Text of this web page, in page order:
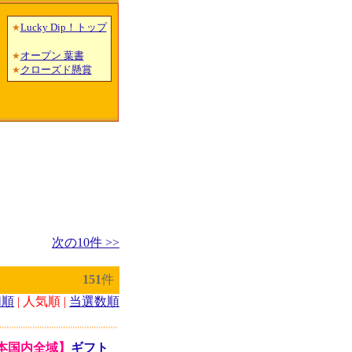
★Lucky Dip！トップ
★オープン 葉書
★クローズド懸賞
次の10件 >>
151件
| 人気順 | 当選数順
内全域】 ギフト